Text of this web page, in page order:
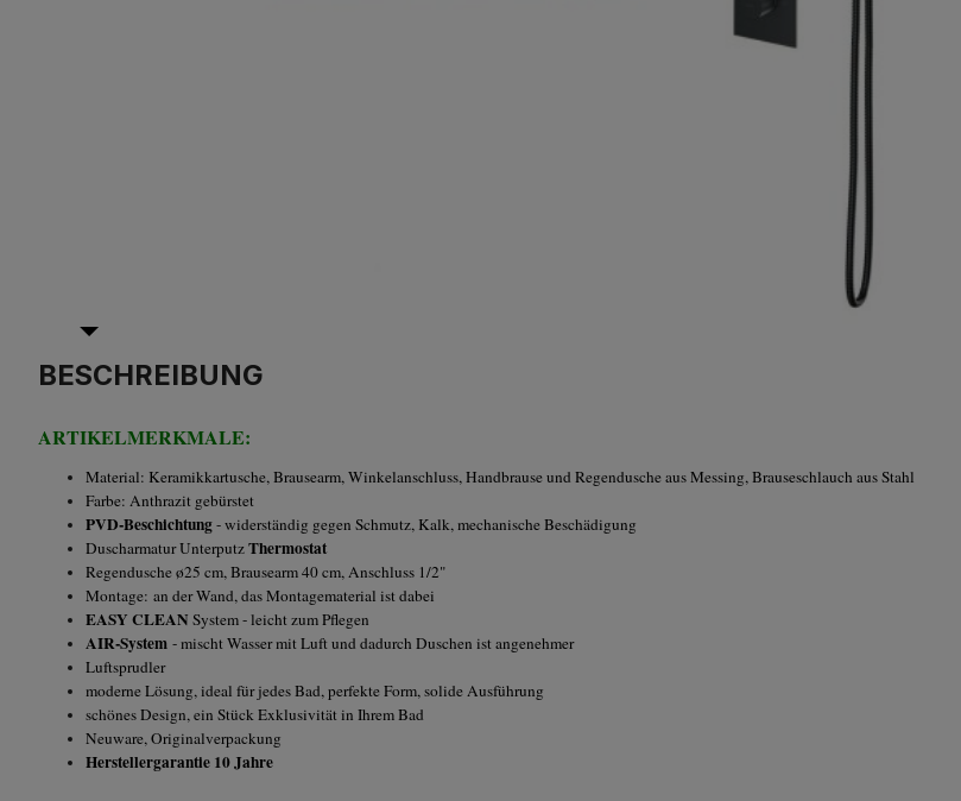
BESCHREIBUNG
ARTIKELMERKMALE:
Material: Keramikkartusche, Brausearm, Winkelanschluss, Handbrause und Regendusche aus Messing, Brauseschlauch aus Stahl
Farbe: Anthrazit gebürstet
PVD-Beschichtung- widerständig gegen Schmutz, Kalk, mechanische Beschädigung
Duscharmatur UnterputzThermostat
Regendusche ø25 cm, Brausearm 40 cm, Anschluss 1/2"
Montage: an der Wand, das Montagematerial ist dabei
EASY CLEAN System - leicht zum Pflegen
AIR-System - mischt Wasser mit Luft und dadurch Duschen ist angenehmer
Luftsprudler
moderne Lösung, ideal für jedes Bad, perfekte Form, solide Ausführung
schönes Design, ein Stück Exklusivität in Ihrem Bad
Neuware, Originalverpackung
Herstellergarantie 10 Jahre
Zahlungsgebühren